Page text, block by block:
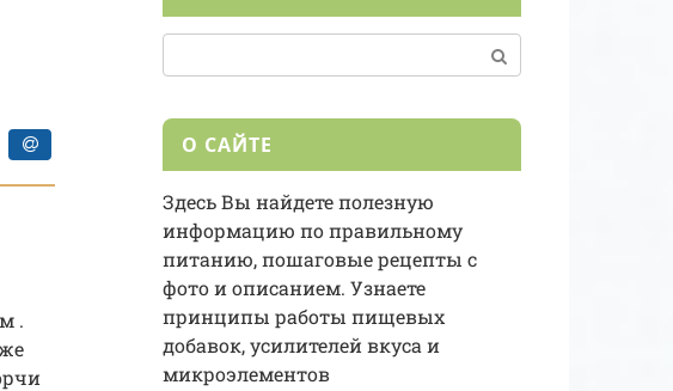
.
О САЙТЕ
Здесь Вы найдете полезную
информацию по правильному
питанию, пошаговые рецепты с
фото и описанием. Узнаете
принципы работы пищевых
добавок, усилителей вкуса и
микроэлементов